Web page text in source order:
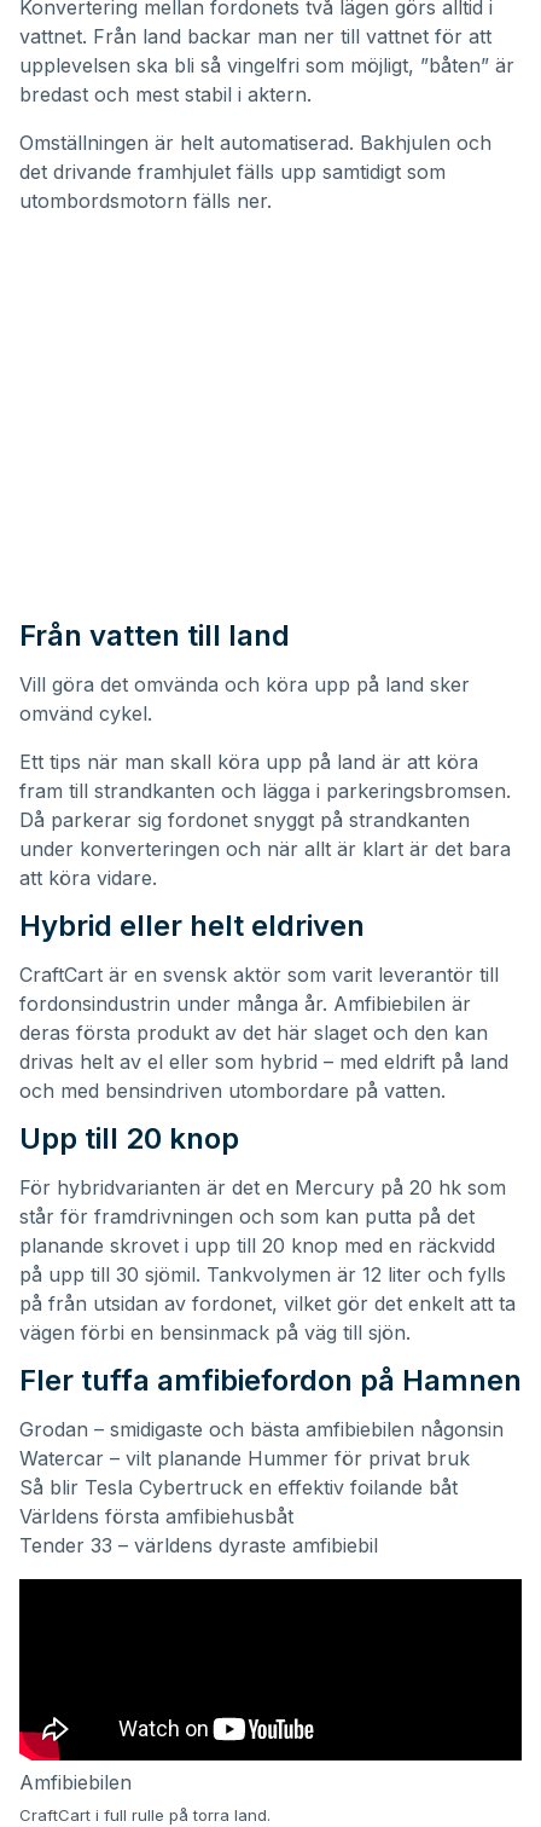
Konvertering mellan fordonets två lägen görs alltid i
vattnet. Från land backar man ner till vattnet för att
upplevelsen ska bli så vingelfri som möjligt, ”båten” är
bredast och mest stabil i aktern.
Omställningen är helt automatiserad. Bakhjulen och
det drivande framhjulet fälls upp samtidigt som
utombordsmotorn fälls ner.
Från vatten till land
Vill göra det omvända och köra upp på land sker
omvänd cykel.
Ett tips när man skall köra upp på land är att köra
fram till strandkanten och lägga i parkeringsbromsen.
Då parkerar sig fordonet snyggt på strandkanten
under konverteringen och när allt är klart är det bara
att köra vidare.
Hybrid eller helt eldriven
CraftCart är en svensk aktör som varit leverantör till
fordonsindustrin under många år. Amfibiebilen är
deras första produkt av det här slaget och den kan
drivas helt av el eller som hybrid – med eldrift på land
och med bensindriven utombordare på vatten.
Upp till 20 knop
För hybridvarianten är det en Mercury på 20 hk som
står för framdrivningen och som kan putta på det
planande skrovet i upp till 20 knop med en räckvidd
på upp till 30 sjömil. Tankvolymen är 12 liter och fylls
på från utsidan av fordonet, vilket gör det enkelt att ta
vägen förbi en bensinmack på väg till sjön.
Fler tuffa amfibiefordon på Hamnen
Grodan – smidigaste och bästa amfibiebilen någonsin
Watercar – vilt planande Hummer för privat bruk
Så blir Tesla Cybertruck en effektiv foilande båt
Världens första amfibiehusbåt
Tender 33 – världens dyraste amfibiebil
Amfibiebilen
CraftCart i full rulle på torra land.